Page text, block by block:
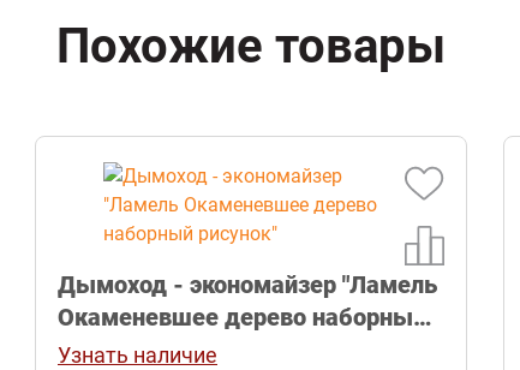
Похожие товары
Дымоход - экономайзер "Ламель
Окаменевшее дерево наборный
рисунок"
Узнать наличие